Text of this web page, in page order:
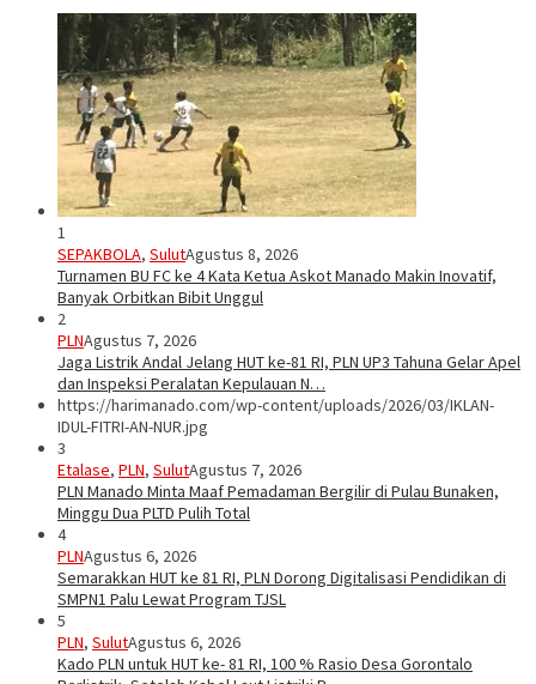
1
SEPAKBOLA, SulutAgustus 8, 2026
Turnamen BU FC ke 4 Kata Ketua Askot Manado Makin Inovatif,
Banyak Orbitkan Bibit Unggul
2
PLNAgustus 7, 2026
Jaga Listrik Andal Jelang HUT ke-81 RI, PLN UP3 Tahuna Gelar Apel
dan Inspeksi Peralatan Kepulauan N…
https://harimanado.com/wp-content/uploads/2026/03/IKLAN-
IDUL-FITRI-AN-NUR.jpg
3
Etalase, PLN, SulutAgustus 7, 2026
PLN Manado Minta Maaf Pemadaman Bergilir di Pulau Bunaken,
Minggu Dua PLTD Pulih Total
4
PLNAgustus 6, 2026
Semarakkan HUT ke 81 RI, PLN Dorong Digitalisasi Pendidikan di
SMPN1 Palu Lewat Program TJSL
5
PLN, SulutAgustus 6, 2026
Kado PLN untuk HUT ke- 81 RI, 100 % Rasio Desa Gorontalo